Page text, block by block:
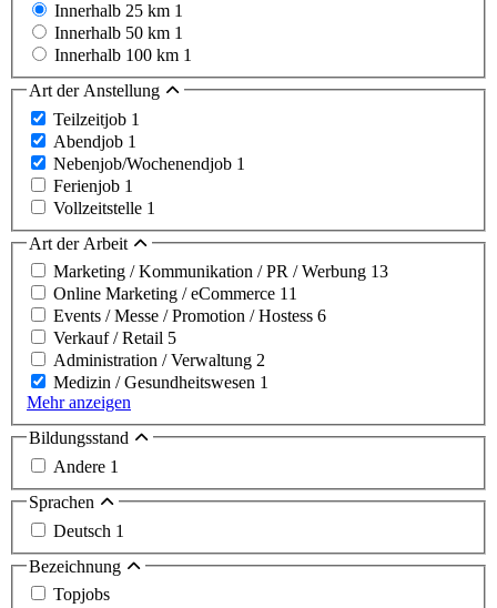
Innerhalb 25 km 1
Innerhalb 50 km 1
Innerhalb 100 km 1
Art der Anstellung
Teilzeitjob 1
Abendjob 1
Nebenjob/Wochenendjob 1
Ferienjob 1
Vollzeitstelle 1
Art der Arbeit
Marketing / Kommunikation / PR / Werbung 13
Online Marketing / eCommerce 11
Events / Messe / Promotion / Hostess 6
Verkauf / Retail 5
Administration / Verwaltung 2
Medizin / Gesundheitswesen 1
Mehr anzeigen
Bildungsstand
Andere 1
Sprachen
Deutsch 1
Bezeichnung
Topjobs